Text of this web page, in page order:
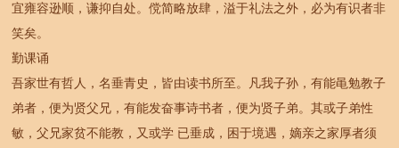
宜雍容逊顺，谦抑自处。傥简略放肆，溢于礼法之外，必为有识者非
笑矣。
勤课诵
吾家世有哲人，名垂青史，皆由读书所至。凡我子孙，有能黾勉教子
弟者，便为贤父兄，有能发奋事诗书者，便为贤子弟。其或子弟性
敏，父兄家贫不能教，又或学 已垂成，困于境遇，嫡亲之家厚者须